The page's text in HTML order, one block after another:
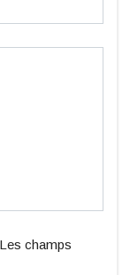
champs